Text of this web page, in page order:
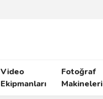
Video
Ekipmanları
Fotoğraf
Makineleri